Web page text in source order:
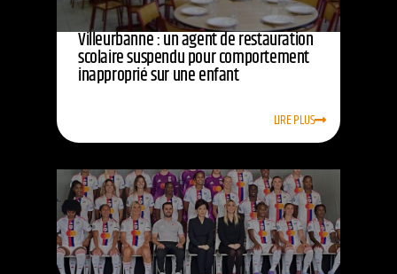
Villeurbanne : un agent de restauration
scolaire suspendu pour comportement
inapproprié sur une enfant
LIRE PLUS